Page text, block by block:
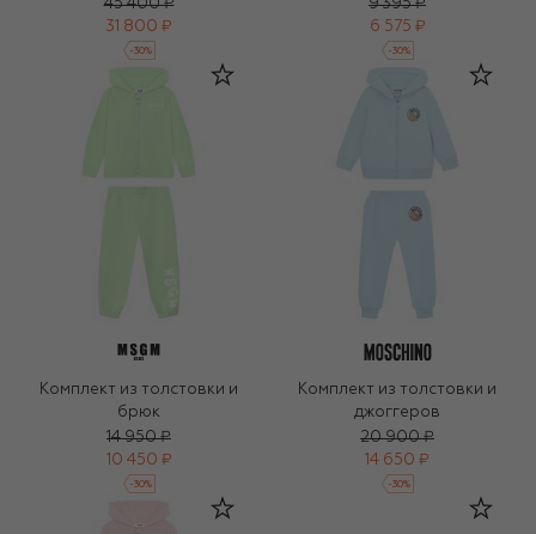
45 400 ₽
31 800 ₽
-30%
9 395 ₽
6 575 ₽
-30%
Комплект из толстовки и
брюк
14 950 ₽
10 450 ₽
-30%
Комплект из толстовки и
джоггеров
20 900 ₽
14 650 ₽
-30%